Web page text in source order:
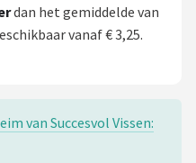
dan het gemiddelde van
vanaf € 3,25.
van Succesvol Vissen: